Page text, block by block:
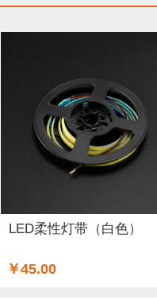
ARM (1) 电子器件 (20)
Lilypad（弃用） (4) 排
电源模块 (38)
加速度传感器 (2) 直流
其他传感器 (9)
LED柔性灯带（白色）
￥45.00